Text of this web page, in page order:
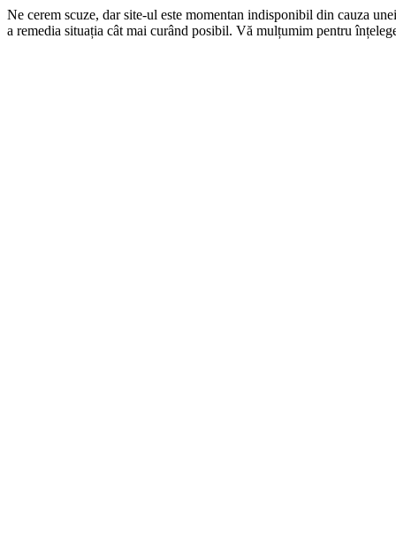
Ne cerem scuze, dar site-ul este momentan indisponibil din cauza
a remedia situația cât mai curând posibil. Vă mulțumim pentru